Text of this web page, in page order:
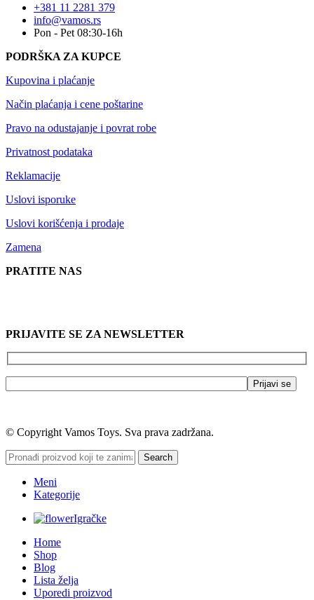
+381 11 2281 379
info@vamos.rs
Pon - Pet 08:30-16h
PODRŠKA ZA KUPCE
Kupovina i plaćanje
Način plaćanja i cene poštarine
Pravo na odustajanje i povrat robe
Privatnost podataka
Reklamacije
Uslovi isporuke
Uslovi korišćenja i prodaje
Zamena
PRATITE NAS
PRIJAVITE SE ZA NEWSLETTER
© Copyright Vamos Toys. Sva prava zadržana.
Search
Meni
Kategorije
Igračke
Home
Shop
Blog
Lista želja
Uporedi proizvod